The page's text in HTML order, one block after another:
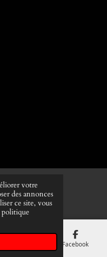
votre
des annonces
ce site, vous
politique
Facebook